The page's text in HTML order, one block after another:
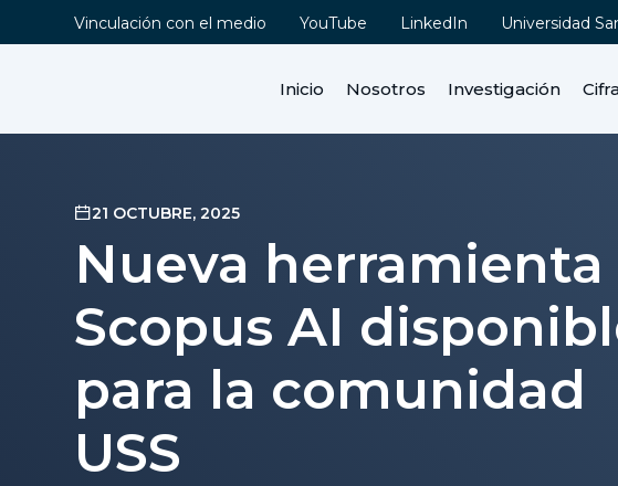
Vinculación con el medio YouTube LinkedIn Universidad
Inicio Nosotros Investigación
21 OCTUBRE, 2025
Nueva herramienta
Scopus AI
para la comunidad
USS